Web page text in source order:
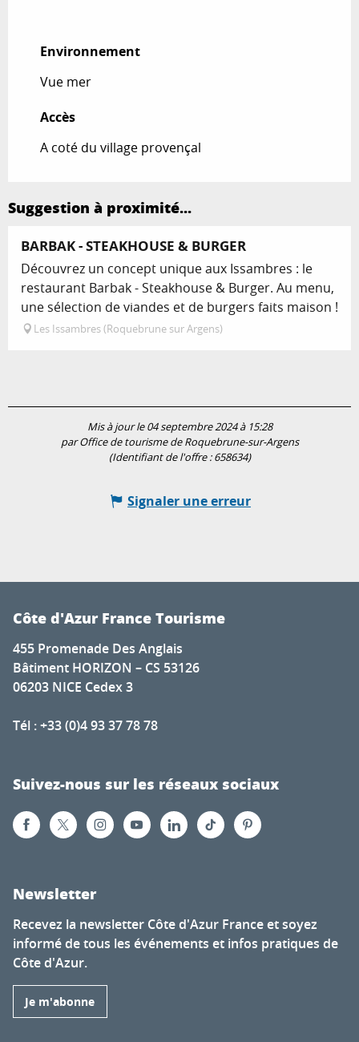
Environnement
Environnement
Vue mer
Accès
Accès
A coté du village provençal
Suggestion à proximité...
BARBAK - STEAKHOUSE & BURGER
Découvrez un concept unique aux Issambres : le
restaurant Barbak - Steakhouse & Burger. Au menu,
une sélection de viandes et de burgers faits maison !
Les Issambres (Roquebrune sur Argens)
Mis à jour le 04 septembre 2024 à 15:28
par Office de tourisme de Roquebrune-sur-Argens
(Identifiant de l'offre :658634)
Signaler une erreur
Côte d'Azur France Tourisme
455 Promenade Des Anglais
Bâtiment HORIZON – CS 53126
06203 NICE Cedex 3
Tél : +33 (0)4 93 37 78 78
Suivez-nous sur les réseaux sociaux
Newsletter
Recevez la newsletter Côte d'Azur France et soyez
informé de tous les événements et infos pratiques de
Côte d'Azur.
Je m'abonne